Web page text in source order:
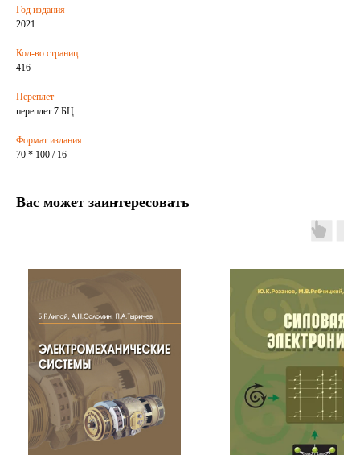
Год издания
2021
Кол-во страниц
416
Переплет
переплет 7 БЦ
Формат издания
70 * 100 / 16
Вас может заинтересовать